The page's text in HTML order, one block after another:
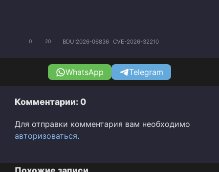
0 20 BDU:2026-06836 CVE-2026-32210
WhatsApp Telegram
Комментарии: 0
Для отправки комментария вам необходимо
авторизоваться.